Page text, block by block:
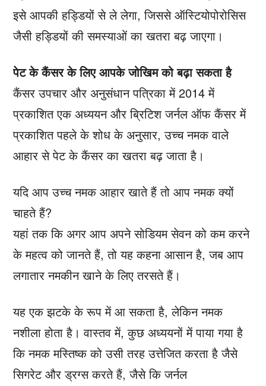
इसे आपकी हड्डियों से ले लेगा, जिससे ऑस्टियोपोरोसिस
जैसी हड्डियों की समस्याओं का खतरा बढ़ जाएगा।
पेट के कैंसर के लिए आपके जोखिम को बढ़ा सकता है
कैंसर उपचार और अनुसंधान पत्रिका में 2014 में
प्रकाशित एक अध्ययन और ब्रिटिश जर्नल ऑफ कैंसर में
प्रकाशित पहले के शोध के अनुसार, उच्च नमक वाले
आहार से पेट के कैंसर का खतरा बढ़ जाता है।
यदि आप उच्च नमक आहार खाते हैं तो आप नमक क्यों
चाहते हैं?
यहां तक ​​​​कि अगर आप अपने सोडियम सेवन को कम करने
के महत्व को जानते हैं, तो यह कहना आसान है, जब आप
लगातार नमकीन खाने के लिए तरसते हैं।
यह एक झटके के रूप में आ सकता है, लेकिन नमक
नशीला होता है। वास्तव में, कुछ अध्ययनों में पाया गया है
कि नमक मस्तिष्क को उसी तरह उत्तेजित करता है जैसे
सिगरेट और ड्रग्स करते हैं, जैसे कि जर्नल